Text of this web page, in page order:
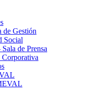
de Gestión
Social
de Prensa
Corporativa